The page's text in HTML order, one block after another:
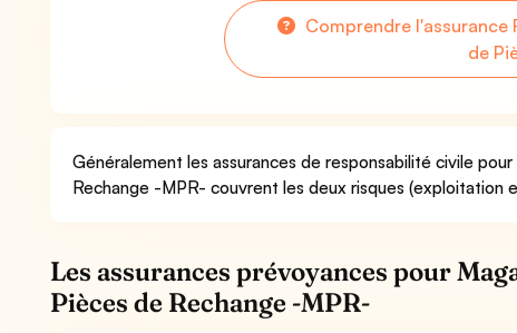
Comprendre l'assurance
de
Généralement les assurances de responsabilité civile
Rechange -MPR- couvrent les deux risques (exploitation
Les assurances prévoyances pour
Pièces de Rechange -MPR-